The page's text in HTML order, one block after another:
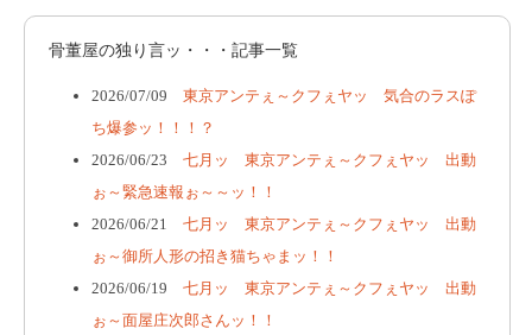
骨董屋の独り言ッ・・・記事一覧
2026/07/09 東京アンテぇ～クフぇヤッ 気合のラスぽ
ち爆参ッ！！！？
2026/06/23 七月ッ 東京アンテぇ～クフぇヤッ 出動
ぉ～緊急速報ぉ～～ッ！！
2026/06/21
七月ッ 東京アンテぇ～クフぇヤッ 出動
ぉ～御所人形の招き猫ちゃまッ！！
2026/06/19 七月ッ 東京アンテぇ～クフぇヤッ 出動
ぉ～面屋庄次郎さんッ！！